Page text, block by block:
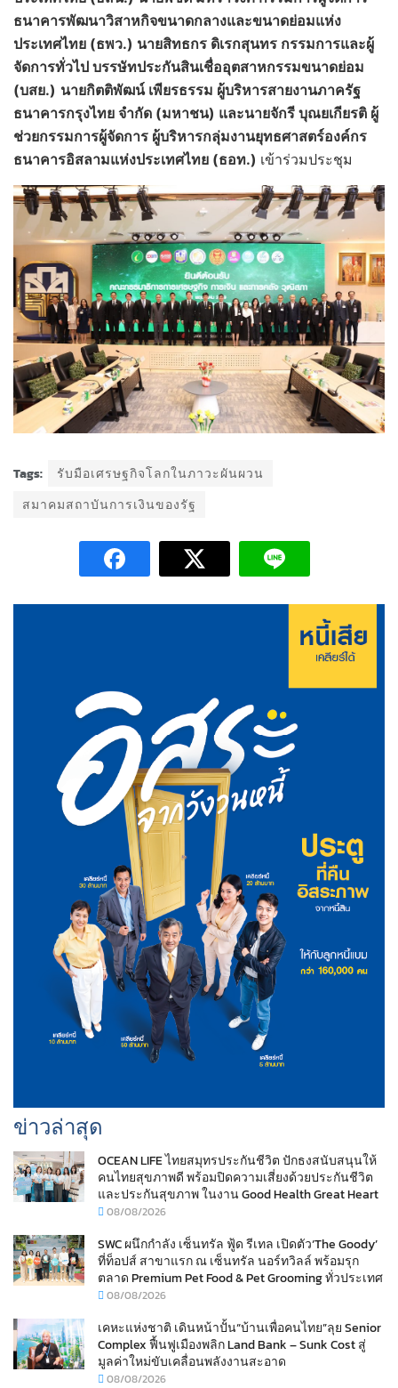
ธนาคารพัฒนาวิสาหกิจขนาดกลางและขนาดย่อมแห่ง
ประเทศไทย (ธพว.) นายสิทธกร ดิเรกสุนทร กรรมการและผู้
จัดการทั่วไป บรรษัทประกันสินเชื่ออุตสาหกรรมขนาดย่อม
(บสย.) นายกิตติพัฒน์ เพียรธรรม ผู้บริหารสายงานภาครัฐ
ธนาคารกรุงไทย จำกัด (มหาชน) และนายจักรี บุณยเกียรติ ผู้
ช่วยกรรมการผู้จัดการ ผู้บริหารกลุ่มงานยุทธศาสตร์องค์กร
ธนาคารอิสลามแห่งประเทศไทย (ธอท.) เข้าร่วมประชุม
Tags:
รับมือเศรษฐกิจโลกในภาวะผันผวน
สมาคมสถาบันการเงินของรัฐ
ข่าวล่าสุด
OCEAN LIFE ไทยสมุทรประกันชีวิต ปักธงสนับสนุนให้
คนไทยสุขภาพดี พร้อมปิดความเสี่ยงด้วยประกันชีวิต
และประกันสุขภาพ ในงาน Good Health Great Heart
08/08/2026
SWC ผนึกกำลัง เซ็นทรัล ฟู้ด รีเทล เปิดตัว‘The Goody’
ที่ท็อปส์ สาขาแรก ณ เซ็นทรัล นอร์ทวิลล์ พร้อมรุก
ตลาด Premium Pet Food & Pet Grooming ทั่วประเทศ
08/08/2026
เคหะแห่งชาติ เดินหน้าปั้น“บ้านเพื่อคนไทย”ลุย Senior
Complex ฟื้นฟูเมืองพลิก Land Bank – Sunk Cost สู่
มูลค่าใหม่ขับเคลื่อนพลังงานสะอาด
08/08/2026